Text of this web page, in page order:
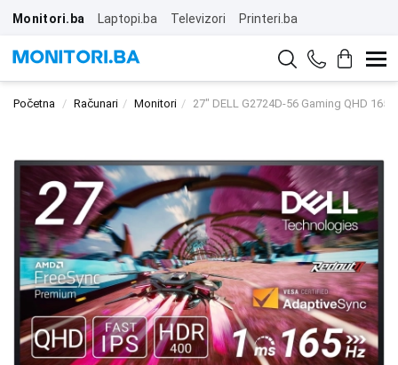
Monitori.ba Laptopi.ba Televizori Printeri.ba
Početna Računari Monitori 27" DELL G2724D-56 Gaming QHD